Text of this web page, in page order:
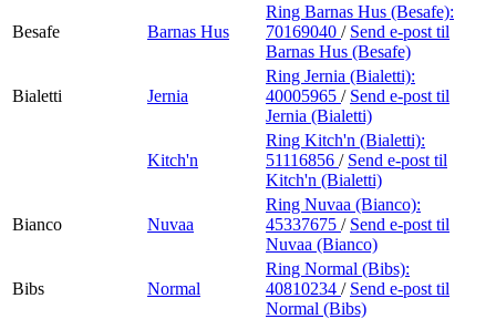
Besafe Barnas Hus
Ring Barnas Hus (Besafe):
70169040 / Send e-post til
Barnas Hus (Besafe)
Bialetti Jernia
Ring Jernia (Bialetti):
40005965 / Send e-post til
Jernia (Bialetti)
Kitch'n
Ring Kitch'n (Bialetti):
51116856 / Send e-post til
Kitch'n (Bialetti)
Bianco Nuvaa
Ring Nuvaa (Bianco):
45337675 / Send e-post til
Nuvaa (Bianco)
Bibs Normal
Ring Normal (Bibs):
40810234 / Send e-post til
Normal (Bibs)